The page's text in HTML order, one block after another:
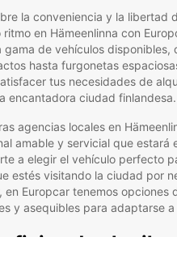
la conveniencia y la libertad
ritmo en Hämeenlinna con
gama de vehículos disponibles,
hasta furgonetas
tus necesidades de
encantadora ciudad finlandesa.
agencias locales en
amable y servicial que estará
a elegir el vehículo perfecto
estés visitando la ciudad por
en Europcar tenemos opciones
y asequibles para adaptarse a
de alquilar